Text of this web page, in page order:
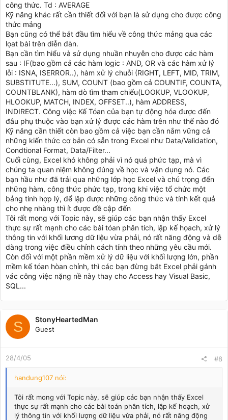
công thức. Td : AVERAGE
Kỹ năng khác rất cần thiết đối với bạn là sử dụng cho được công
thức mảng
Bạn cũng có thể bắt đầu tìm hiểu về công thức mảng qua các
lọat bài trên diễn đàn.
Bạn cần tìm hiểu và sử dụng nhuần nhuyễn cho được các hàm
sau : IF(bao gồm cả các hàm logic : AND, OR và các hàm xử lý
lỗi : ISNA, ISERROR..), hàm xử lý chuỗi (RIGHT, LEFT, MID, TRIM,
SUBSTITUTE...), SUM, COUNT (bao gồm cả COUNTIF, COUNTA,
COUNTBLANK), hàm dò tìm tham chiếu(LOOKUP, VLOOKUP,
HLOOKUP, MATCH, INDEX, OFFSET..), hàm ADDRESS,
INDIRECT. Công việc Kế Tóan của bạn tự động hóa được đến
đâu phụ thuộc vào bạn xử lý được các hàm trên như thế nào đó
Kỹ năng cần thiết còn bao gồm cả việc bạn cần nắm vững cả
những kiến thức cơ bản có sẵn trong Excel như Data/Validation,
Condtional Format, Data/Filter...
Cuối cùng, Excel khó không phải vì nó quá phức tạp, mà vì
chúng ta quan niệm không đúng về học và vận dụng nó. Các
bạn hầu như đã trải qua những lớp học Excel và chú trọng đến
những hàm, công thức phức tạp, trong khi việc tổ chức một
bảng tính hợp lý, để lập được những công thức và tính kết quả
cho nhẹ nhàng thì ít được đề cập đến
Tôi rất mong với Topic này, sẽ giúp các bạn nhận thấy Excel
thực sự rất mạnh cho các bài tóan phân tích, lập kế họach, xử lý
thông tin với khối lương dữ liệu vừa phải, nó rất năng động và dễ
dàng trong việc điều chỉnh cách tính theo những yêu cầu mới.
Còn đối với một phần mềm xử lý dữ liệu với khối lượng lớn, phần
mềm kế tóan hòan chỉnh, thì các bạn đừng bắt Excel phải gánh
vác công việc nặng nề này thay cho Access hay Visual Basic,
SQL...
S StonyHeartedMan
Guest
28/4/05 #8
handung107 nói:
Tôi rất mong với Topic này, sẽ giúp các bạn nhận thấy Excel
thực sự rất mạnh cho các bài toán phân tích, lập kế hoạch, xử
lý thông tin với khối lượng dữ liệu vừa phải, nó rất năng động